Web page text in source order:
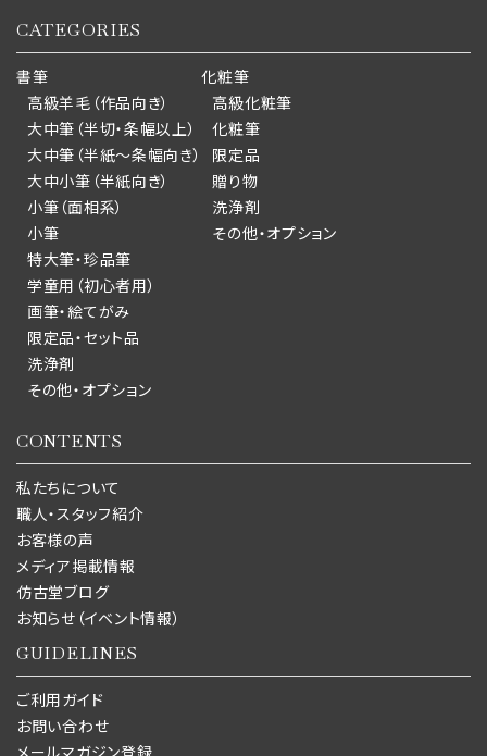
CATEGORIES
書筆
高級羊毛（作品向き）
大中筆（半切・条幅以上）
大中筆（半紙～条幅向き）
大中小筆（半紙向き）
小筆（面相系）
小筆
特大筆・珍品筆
学童用（初心者用）
画筆・絵てがみ
限定品・セット品
洗浄剤
その他・オプション
化粧筆
高級化粧筆
化粧筆
限定品
贈り物
洗浄剤
その他・オプション
CONTENTS
私たちについて
職人・スタッフ紹介
お客様の声
メディア掲載情報
仿古堂ブログ
お知らせ（イベント情報）
GUIDELINES
ご利用ガイド
お問い合わせ